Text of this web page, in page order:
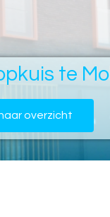
te Mol
overzicht